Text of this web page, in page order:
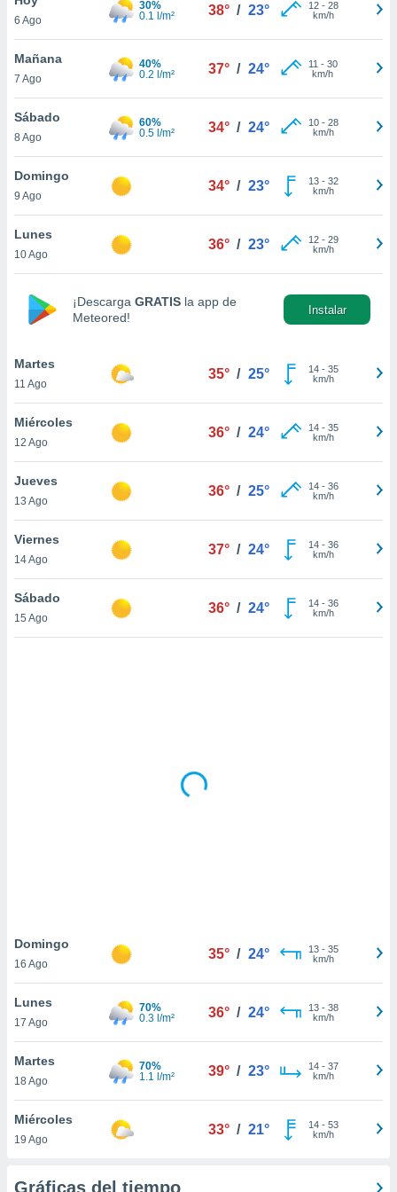
en
más
nuestra
de
aceptar
de
sitio
En
sean
el sitio
ni para
o
similares
como
sitio
de
traten tus
en
interés
su
6 Ago
30%
0.1 l/m²
38° / 23° 12- 28
km/h
Mañana
7 Ago
40%
0.2 l/m²
37° / 24° 11 - 30
km/h
Sábado
8 Ago
60%
0.5 l/m²
34° / 24° 10- 28
km/h
Domingo
9 Ago
34° / 23° 13- 32
km/h
Lunes
10 Ago
36° / 23° 12- 29
km/h
¡Descarga GRATIS la app de
Meteored!
Instalar
Martes
11 Ago
35° / 25° 14- 35
km/h
Miércoles
12 Ago
36° / 24° 14- 35
km/h
Jueves
13 Ago
36° / 25° 14- 36
km/h
Viernes
14 Ago
37° / 24° 14- 36
km/h
Sábado
15 Ago
36° / 24° 14- 36
km/h
Domingo
16 Ago
35° / 24° 13- 35
km/h
Lunes
17 Ago
70%
0.3 l/m²
36° / 24° 13- 38
km/h
Martes
18 Ago
70%
1.1 l/m²
39° / 23° 14- 37
km/h
Miércoles
19 Ago
33° / 21° 14- 53
km/h
Gráficas del tiempo